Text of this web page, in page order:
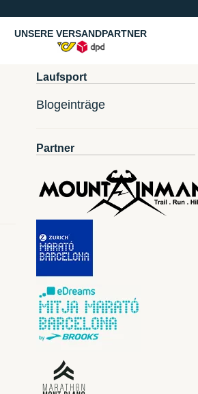
UNSERE VERSANDPARTNER
Laufsport
Blogeinträge
Partner